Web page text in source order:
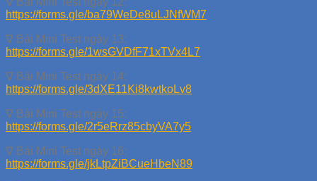
https://forms.gle/ba79WeDe8uLJNfWM7
∇ Bài Mini Test ngày 13:
https://forms.gle/1wsGVDfF71xTVx4L7
∇ Bài Mini Test ngày 14:
https://forms.gle/3dXE11Ki8kwtkoLv8
∇ Bài Mini Test ngày 15:
https://forms.gle/2r5eRrz85cbyVA7y5
∇ Bài Mini Test ngày 16:
https://forms.gle/jkLtpZiBCueHbeN89